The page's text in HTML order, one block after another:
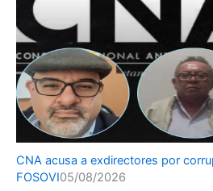
CNA acusa a exdirectores por
FOSOVI05/08/2026